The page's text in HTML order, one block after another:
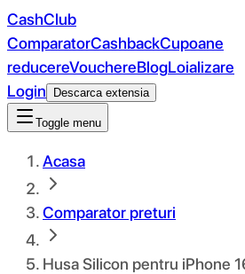
CashClub
ComparatorCashbackCupoane
reducereVouchereBlogLoializare
Login
Descarca extensia
Toggle menu
Acasa
Comparator preturi
Husa Silicon pentru iPhone